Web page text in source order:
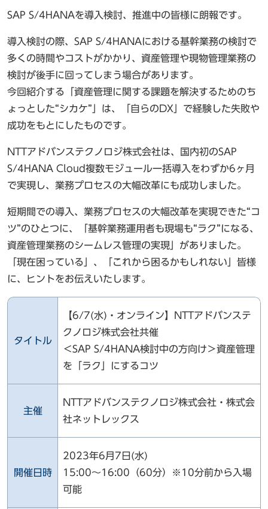
SAP S/4HANAを導入検討、推進中の皆様に朗報です。
導入検討の際、SAP S/4HANAにおける基幹業務の検討で
多くの時間やコストがかかり、資産管理や現物管理業務の
検討が後手に回ってしまう場合があります。
今回紹介する「資産管理に関する課題を解決するためのち
ょっとした“シカケ”」は、「自らのDX」で経験した失敗や
成功をもとにしたものです。
NTTアドバンステクノロジ株式会社は、国内初のSAP
S/4HANA Cloud複数モジュール一括導入をわずか6ヶ月
で実現し、業務プロセスの大幅改革にも成功しました。
短期間での導入、業務プロセスの大幅改革を実現できた“コ
ツ”のひとつに、「基幹業務運用者も現場も“ラク”になる、
資産管理業務のシームレス管理の実現」がありました。
「現在困っている」、「これから困るかもしれない」皆様
に、ヒントをお伝えいたします。
タイトル
【6/7(水)・オンライン】NTTアドバンステ
クノロジ株式会社共催
＜SAP S/4HANA検討中の方向け＞資産管理
を「ラク」にするコツ
主催
NTTアドバンステクノロジ株式会社・株式会
社ネットレックス
開催日時
2023年6月7日(水)
15:00～16:00（60分）※10分前から入場
可能